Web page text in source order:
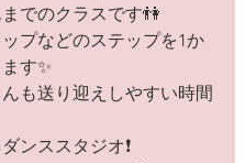
でのクラスです👫
プなどのステップを1か
す✨
も送り迎えしやすい時間
ンススタジオ❗️